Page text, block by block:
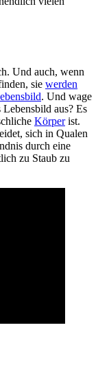
Und auch, wenn
sie werden
. Und wage
aus? Es
Körperist.
sich in Qualen
durch eine
zu Staub zu